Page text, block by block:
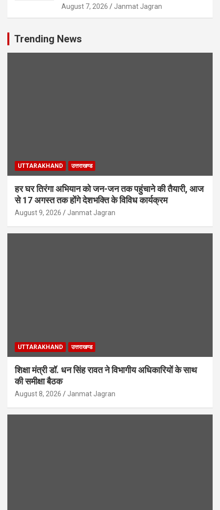
August 7, 2026 Janmat Jagran
Trending News
UTTARAKHAND उत्तराखण्ड
हर घर तिरंगा अभियान को जन-जन तक पहुंचाने की तैयारी, आज
से 17 अगस्त तक होंगे देशभक्ति के विविध कार्यक्रम
August 9, 2026 Janmat Jagran
UTTARAKHAND उत्तराखण्ड
शिक्षा मंत्री डॉ. धन सिंह रावत ने विभागीय अधिकारियों के साथ
की समीक्षा बैठक
August 8, 2026 Janmat Jagran